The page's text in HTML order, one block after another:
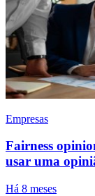
Empresas
Fairness
usar uma
Há 8 meses